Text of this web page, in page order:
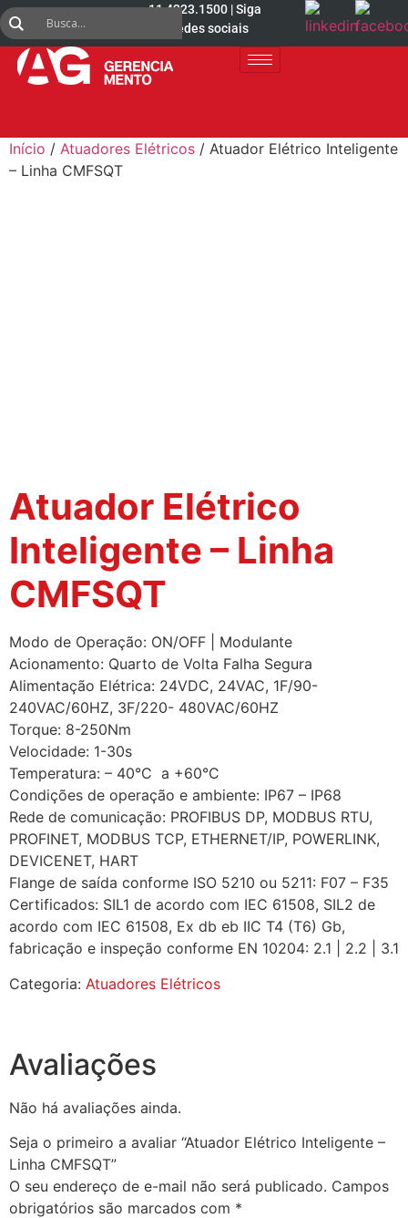
11 4223.1500 | Siga
nas redes sociais
Início / Atuadores Elétricos / Atuador Elétrico Inteligente
– Linha CMFSQT
Atuador Elétrico
Inteligente – Linha
CMFSQT
Modo de Operação: ON/OFF | Modulante
Acionamento: Quarto de Volta Falha Segura
Alimentação Elétrica: 24VDC, 24VAC, 1F/90-
240VAC/60HZ, 3F/220- 480VAC/60HZ
Torque: 8-250Nm
Velocidade: 1-30s
Temperatura: – 40°C a +60°C
Condições de operação e ambiente: IP67 – IP68
Rede de comunicação: PROFIBUS DP, MODBUS RTU,
PROFINET, MODBUS TCP, ETHERNET/IP, POWERLINK,
DEVICENET, HART
Flange de saída conforme ISO 5210 ou 5211: F07 – F35
Certificados: SIL1 de acordo com IEC 61508, SIL2 de
acordo com IEC 61508, Ex db eb IIC T4 (T6) Gb,
fabricação e inspeção conforme EN 10204: 2.1 | 2.2 | 3.1
Categoria: Atuadores Elétricos
Avaliações
Não há avaliações ainda.
Seja o primeiro a avaliar “Atuador Elétrico Inteligente –
Linha CMFSQT”
O seu endereço de e-mail não será publicado. Campos
obrigatórios são marcados com *